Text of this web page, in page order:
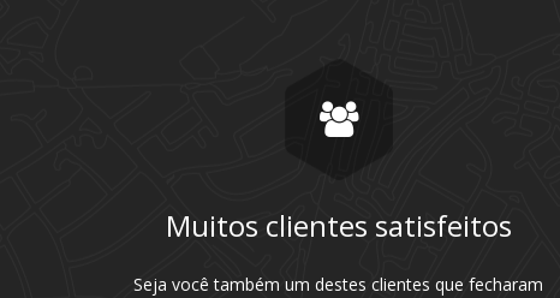
Muitos clientes satisfeitos
Seja você também um destes clientes que fecharam